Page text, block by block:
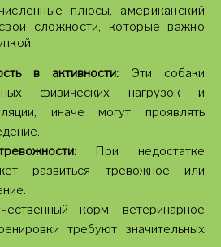
плюсы, американский
сложности, которые важно
в активности: Эти собаки
физических нагрузок и
иначе могут проявлять
При недостатке
развиться тревожное или
корм, ветеринарное
требуют значительных